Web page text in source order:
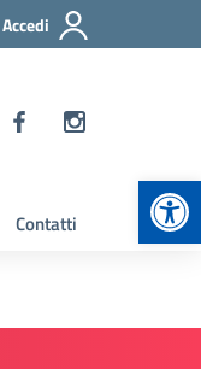
Accedi
Contatti